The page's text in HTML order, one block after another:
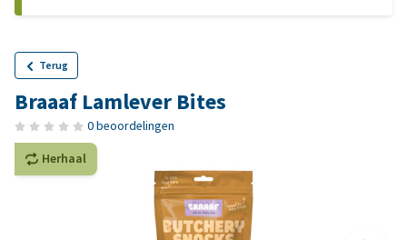
Terug
Braaaf Lamlever Bites
0 beoordelingen
Herhaal